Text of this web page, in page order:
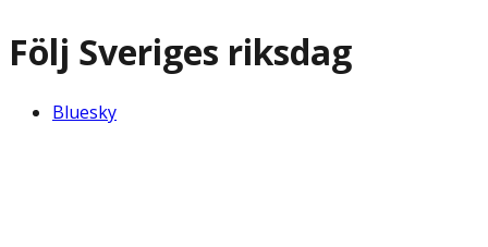
Följ Sveriges riksdag
Bluesky